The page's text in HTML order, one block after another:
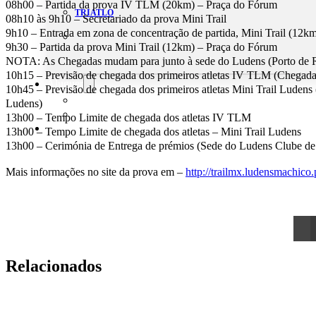
TRIATLO
Aluguer
Equipamento Nautico
Contacta-nos
08h00 – Partida da prova IV TLM (20km) – Praça do Fórum
08h10 às 9h10 – Secretariado da prova Mini Trail
9h10 – Entrada em zona de concentração de partida, Mini Trail
9h30 – Partida da prova Mini Trail (12km) – Praça do Fórum
NOTA: As Chegadas mudam para junto à sede do Ludens (Porto de
10h15 – Previsão de chegada dos primeiros atletas IV TLM
10h45 – Previsão de chegada dos primeiros atletas Mini Trail
Ludens)
13h00 – Tempo Limite de chegada dos atletas IV TLM
13h00 – Tempo Limite de chegada dos atletas – Mini Trail Ludens
13h00 – Cerimónia de Entrega de prémios (Sede do Ludens Clube
Mais informações no site da prova em – http://
Relacionados